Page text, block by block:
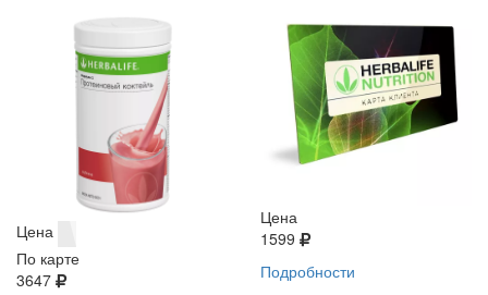
Цена
По карте
3647
Цена
1599
Подробности